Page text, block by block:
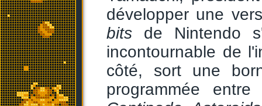
développer une
bits de Nintendo
incontournable de
côté, sort une
programmée